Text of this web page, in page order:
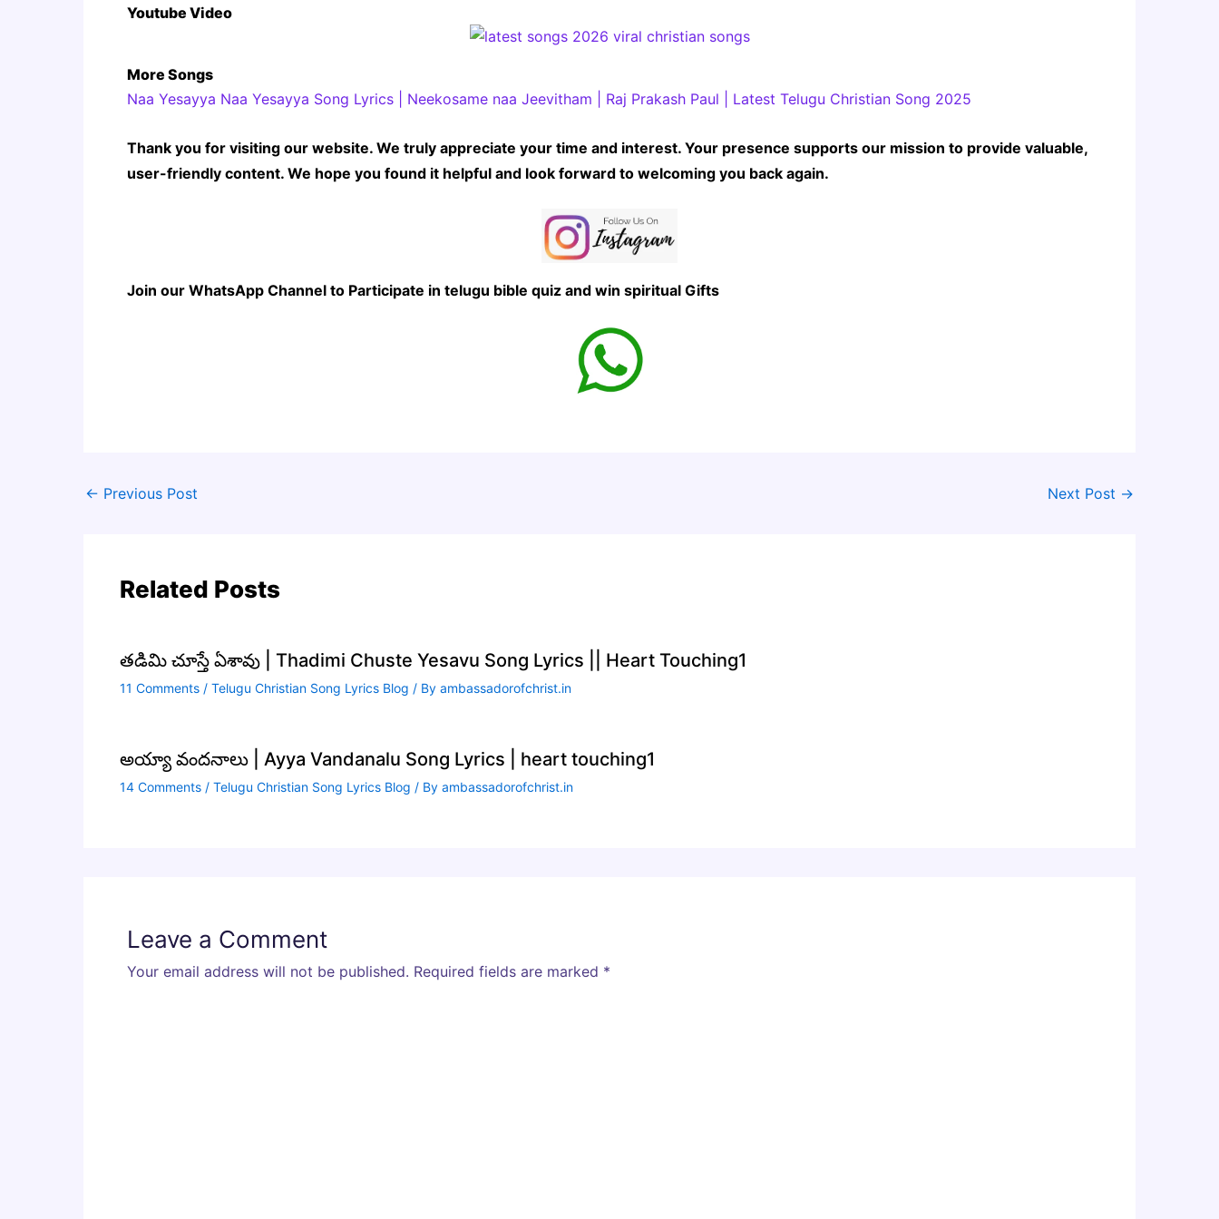
Youtube Video
More Songs
Naa Yesayya Naa Yesayya Song Lyrics | Neekosame naa Jeevitham | Raj Prakash Paul | Latest Telugu Christian Song 2025
Thank you for visiting our website. We truly appreciate your time and interest. Your presence supports our mission to provide valuable,
user-friendly content. We hope you found it helpful and look forward to welcoming you back again.
Join our WhatsApp Channel to Participate in telugu bible quiz and win spiritual Gifts
← Previous Post Next Post →
Related Posts
తడిమి చూస్తే ఏశావు | Thadimi Chuste Yesavu Song Lyrics || Heart Touching1
11 Comments / Telugu Christian Song Lyrics Blog / By ambassadorofchrist.in
అయ్యా వందనాలు | Ayya Vandanalu Song Lyrics | heart touching1
14 Comments / Telugu Christian Song Lyrics Blog / By ambassadorofchrist.in
Leave a Comment
Your email address will not be published. Required fields are marked *